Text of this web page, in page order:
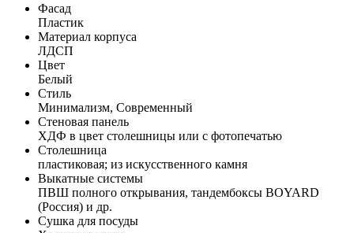
Фасад
Пластик
Материал корпуса
ЛДСП
Цвет
Белый
Стиль
Минимализм, Современный
Стеновая панель
ХДФ в цвет столешницы или с фотопечатью
Столешница
пластиковая; из искусственного камня
Выкатные системы
ПВШ полного открывания, тандембоксы BOYARD
(Россия) и др.
Сушка для посуды